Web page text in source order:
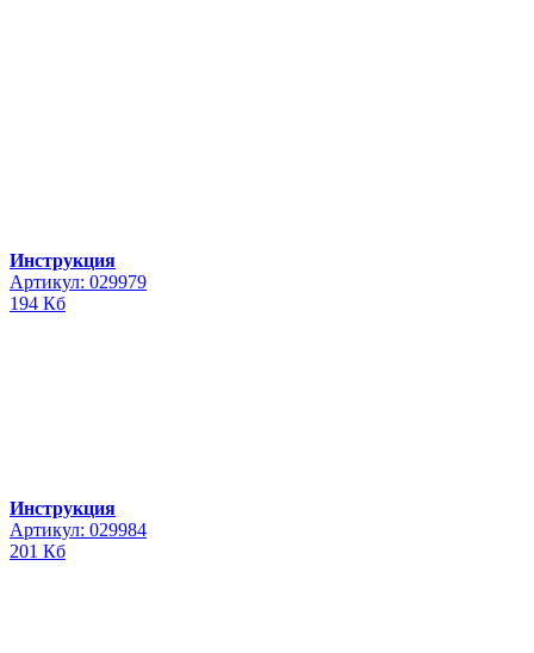
Инструкция
Артикул: 029979
194 Кб
Инструкция
Артикул: 029984
201 Кб